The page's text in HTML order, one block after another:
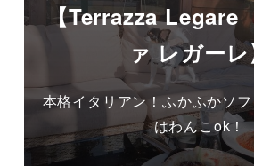
【Terrazza
ァ レガー
本格イタリアン！ふかふかソ
はわんこok！